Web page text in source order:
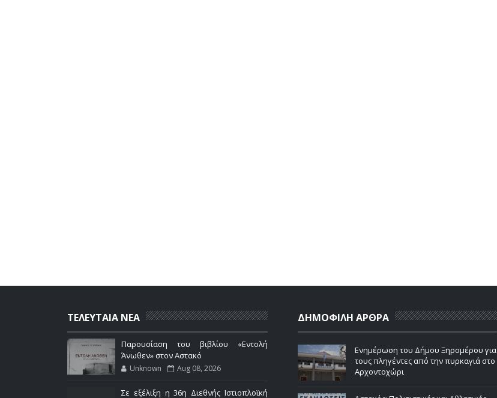
ΤΕΛΕΥΤΑΙΑ ΝΕΑ
Παρουσίαση του βιβλίου «Εντολή
Άνωθεν» στον Αστακό
Unknown Aug 08, 2026
Σε εξέλιξη η 36η Διεθνής Ιστιοπλοϊκή
ΔΗΜΟΦΙΛΗ ΑΡΘΡΑ
Ενημέρωση του Δήμου Ξηρομέρου για
τους πληγέντες από την πυρκαγιά στο
Αρχοντοχώρι